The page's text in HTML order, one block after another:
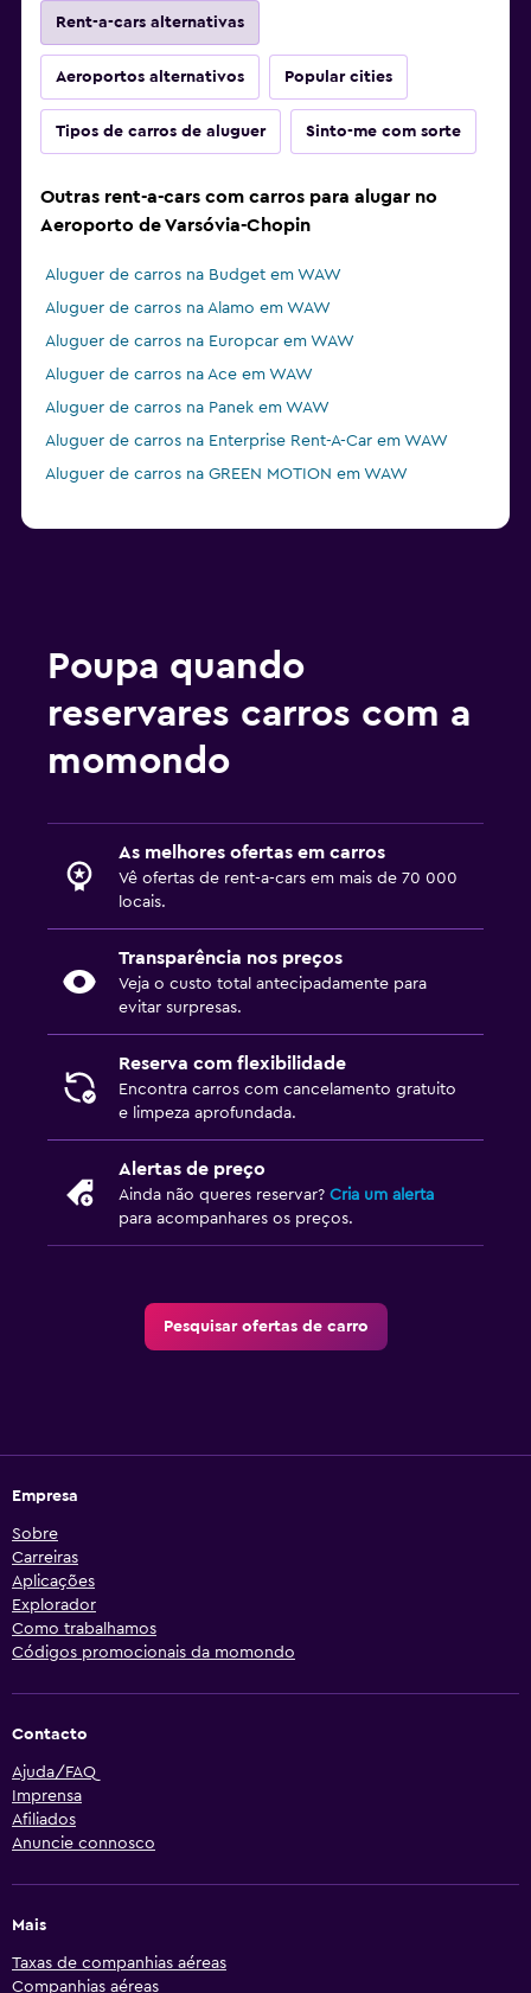
Rent-a-cars alternativas
Aeroportos alternativos Popular cities
Tipos de carros de aluguer Sinto-me com sorte
Outras rent-a-cars com carros para alugar no
Aeroporto de Varsóvia-Chopin
Aluguer de carros na Budget em WAW
Aluguer de carros na Alamo em WAW
Aluguer de carros na Europcar em WAW
Aluguer de carros na Ace em WAW
Aluguer de carros na Panek em WAW
Aluguer de carros na Enterprise Rent-A-Car em WAW
Aluguer de carros na GREEN MOTION em WAW
Poupa quando
reservares carros com a
momondo
As melhores ofertas em carros
Vê ofertas de rent-a-cars em mais de 70 000
locais.
Transparência nos preços
Veja o custo total antecipadamente para
evitar surpresas.
Reserva com flexibilidade
Encontra carros com cancelamento gratuito
e limpeza aprofundada.
Alertas de preço
Ainda não queres reservar? Cria um alerta
para acompanhares os preços.
Pesquisar ofertas de carro
Empresa
Sobre
Carreiras
Aplicações
Explorador
Como trabalhamos
Códigos promocionais da momondo
Contacto
Ajuda/FAQ
Imprensa
Afiliados
Anuncie connosco
Mais
Taxas de companhias aéreas
Companhias aéreas